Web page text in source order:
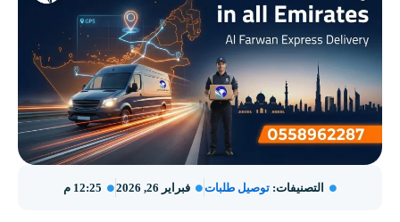
التصنيفات:توصيل طلبات فبراير 26, 2026 12:25 م